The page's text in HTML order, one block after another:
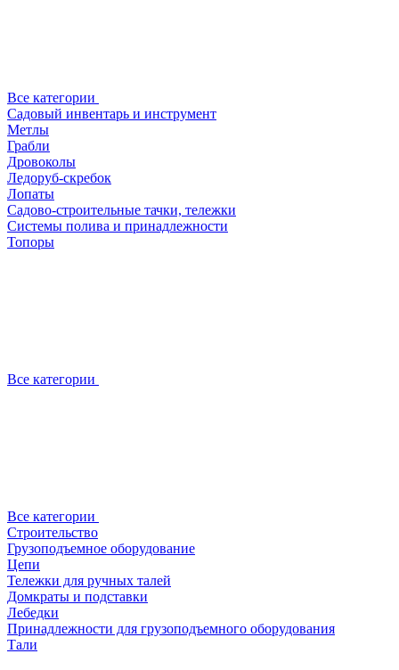
Все категории
Садовый инвентарь и инструмент
Метлы
Грабли
Дровоколы
Ледоруб-скребок
Лопаты
Садово-строительные тачки, тележки
Системы полива и принадлежности
Топоры
Все категории
Все категории
Строительство
Грузоподъемное оборудование
Цепи
Тележки для ручных талей
Домкраты и подставки
Лебедки
Принадлежности для грузоподъемного оборудования
Тали